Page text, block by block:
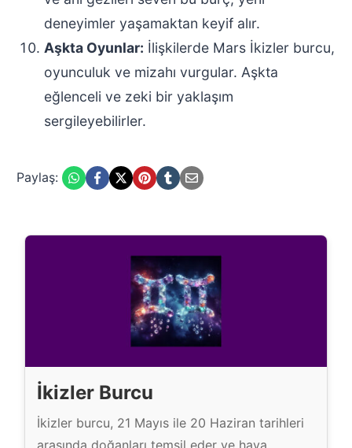
deneyimler yaşamaktan keyif alır.
Aşkta Oyunlar: İlişkilerde Mars İkizler burcu,
oyunculuk ve mizahı vurgular. Aşkta
eğlenceli ve zeki bir yaklaşım
sergileyebilirler.
Paylaş:
İkizler Burcu
İkizler burcu, 21 Mayıs ile 20 Haziran tarihleri